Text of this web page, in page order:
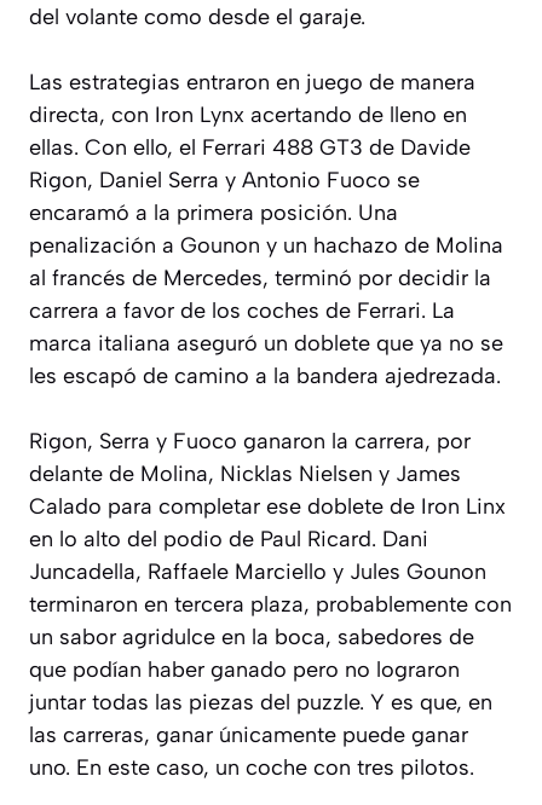
del volante como desde el garaje.
Las estrategias entraron en juego de manera
directa, con Iron Lynx acertando de lleno en
ellas. Con ello, el Ferrari 488 GT3 de Davide
Rigon, Daniel Serra y Antonio Fuoco se
encaramó a la primera posición. Una
penalización a Gounon y un hachazo de Molina
al francés de Mercedes, terminó por decidir la
carrera a favor de los coches de Ferrari. La
marca italiana aseguró un doblete que ya no se
les escapó de camino a la bandera ajedrezada.
Rigon, Serra y Fuoco ganaron la carrera, por
delante de Molina, Nicklas Nielsen y James
Calado para completar ese doblete de Iron Linx
en lo alto del podio de Paul Ricard. Dani
Juncadella, Raffaele Marciello y Jules Gounon
terminaron en tercera plaza, probablemente con
un sabor agridulce en la boca, sabedores de
que podían haber ganado pero no lograron
juntar todas las piezas del puzzle. Y es que, en
las carreras, ganar únicamente puede ganar
uno. En este caso, un coche con tres pilotos.